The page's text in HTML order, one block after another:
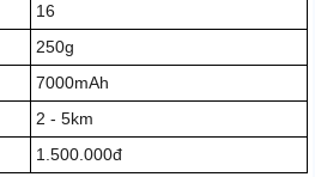
16
250g
7000mAh
2 - 5km
1.500.000đ